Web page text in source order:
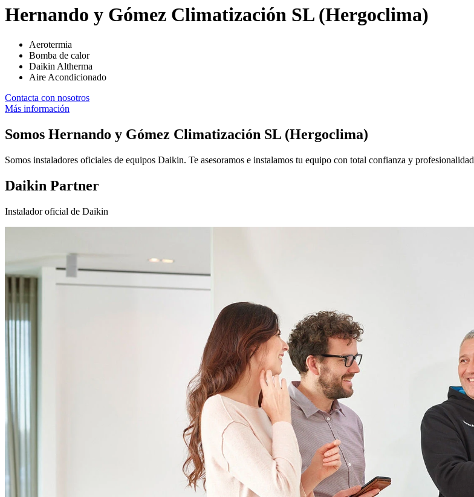
Hernando y Gómez Climatización SL (Hergoclima)
Aerotermia
Bomba de calor
Daikin Altherma
Aire Acondicionado
Contacta con nosotros
Más información
Somos Hernando y Gómez Climatización SL (Hergoclima)
Somos instaladores oficiales de equipos Daikin. Te asesoramos e instalamos tu equipo con total confianza y profesionalidad
Daikin Partner
Instalador oficial de Daikin